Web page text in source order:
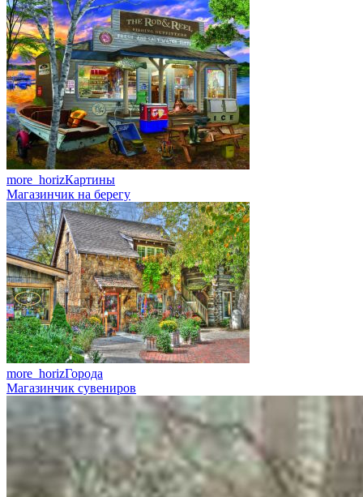
more_horizКартины
Магазинчик на берегу
more_horizГорода
Магазинчик сувениров